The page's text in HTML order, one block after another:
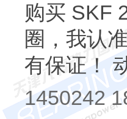
购买 SKF
圈，我认
有保证！
1450242